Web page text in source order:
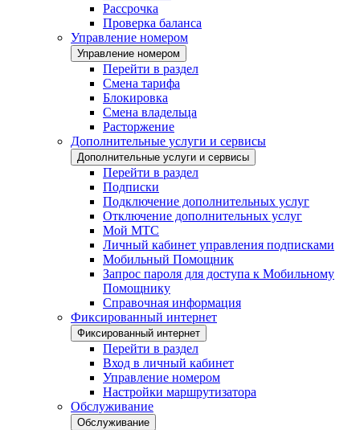
Рассрочка
Проверка баланса
Управление номером
Управление номером
Перейти в раздел
Смена тарифа
Блокировка
Смена владельца
Расторжение
Дополнительные услуги и сервисы
Дополнительные услуги и сервисы
Перейти в раздел
Подписки
Подключение дополнительных услуг
Отключение дополнительных услуг
Мой МТС
Личный кабинет управления подписками
Мобильный Помощник
Запрос пароля для доступа к Мобильному
Помощнику
Справочная информация
Фиксированный интернет
Фиксированный интернет
Перейти в раздел
Вход в личный кабинет
Управление номером
Настройки маршрутизатора
Обслуживание
Обслуживание